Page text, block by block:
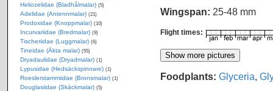
Wingspan: 25-48 mm
Flight times:
Foodplants: Glyceria,
Heliozelidae (Bladhålmalar) (5)
Adelidae (Antennmalar) (21)
Prodoxidae (Knoppmalar) (10)
Incurvariidae (Bredmalar) (9)
Tischeriidae (Luggmalar) (6)
Tineidae (Äkta malar) (55)
Dryadaulidae (Dryadmalar) (1)
Lypusidae (Hedsäckspinnare) (1)
Roeslerstammiidae (Bronsmalar) (1)
Douglasiidae (Skäckmalar) (5)